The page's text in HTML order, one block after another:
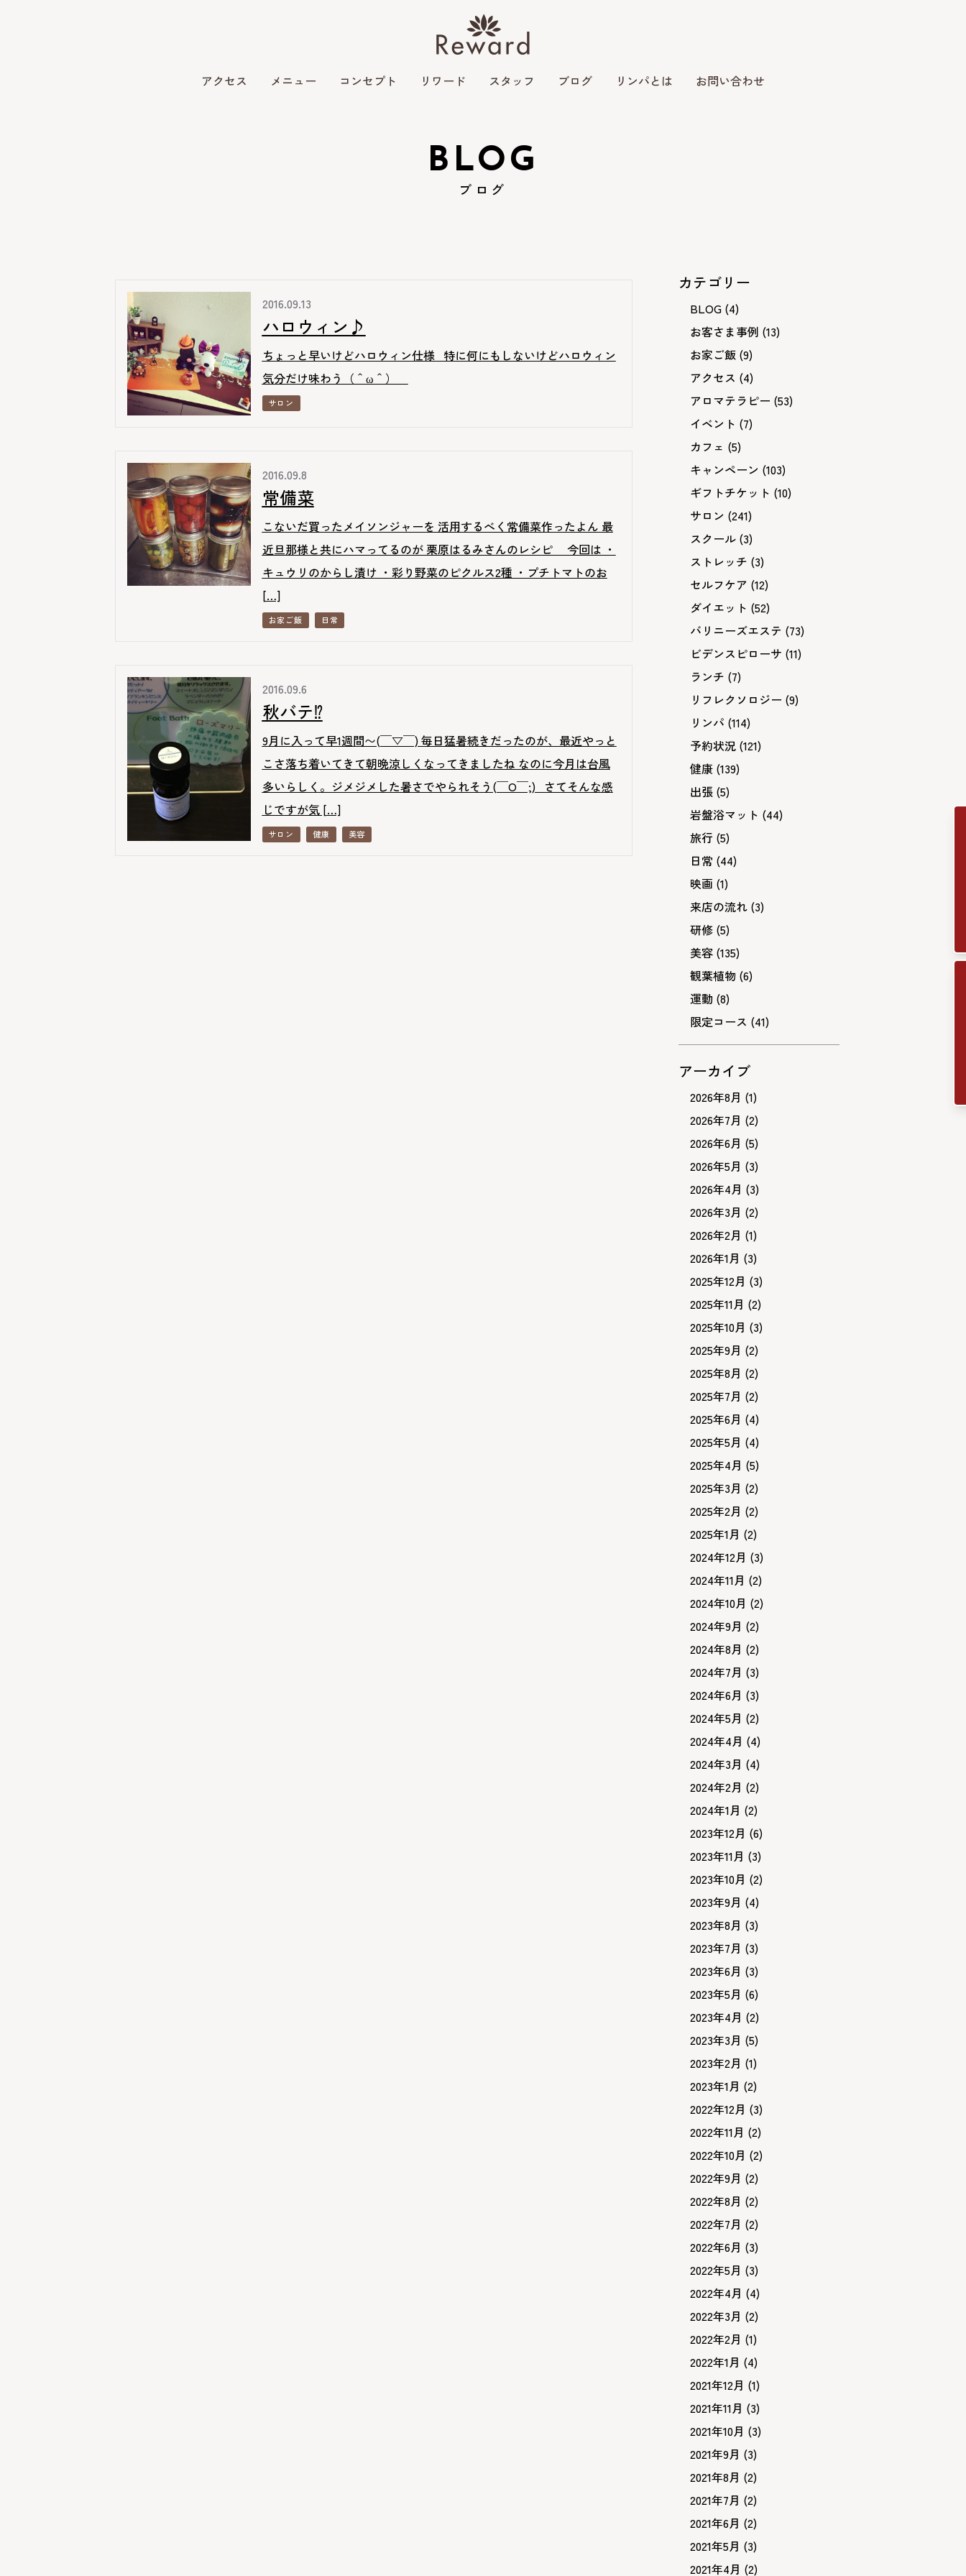
アクセス メニュー コンセプト リワード スタッフ ブログ リンパとは お問い合わせ
BLOG
ブログ
2016.09.13
ハロウィン♪
ちょっと早いけどハロウィン仕様 特に何にもしないけどハロウィン
気分だけ味わう（＾ω＾）
サロン
2016.09.8
常備菜
こないだ買ったメイソンジャーを 活用するべく常備菜作ったよん 最
近旦那様と共にハマってるのが 栗原はるみさんのレシピ 今回は ・
キュウリのからし漬け ・彩り野菜のピクルス2種 ・プチトマトのお
[…]
お家ご飯 日常
2016.09.6
秋バテ⁉︎
9月に入って早1週間〜(￣▽￣) 毎日猛暑続きだったのが、最近やっと
こさ落ち着いてきて朝晩涼しくなってきましたね なのに今月は台風
多いらしく。ジメジメした暑さでやられそう(￣O￣;) さてそんな感
じですが気 […]
サロン 健康 美容
カテゴリー
BLOG (4)
お客さま事例 (13)
お家ご飯 (9)
アクセス (4)
アロマテラピー (53)
イベント (7)
カフェ (5)
キャンペーン (103)
ギフトチケット (10)
サロン (241)
スクール (3)
ストレッチ (3)
セルフケア (12)
ダイエット (52)
バリニーズエステ (73)
ビデンスピローサ (11)
ランチ (7)
リフレクソロジー (9)
リンパ (114)
予約状況 (121)
健康 (139)
出張 (5)
岩盤浴マット (44)
旅行 (5)
日常 (44)
映画 (1)
来店の流れ (3)
研修 (5)
美容 (135)
観葉植物 (6)
運動 (8)
限定コース (41)
アーカイブ
2026年8月 (1)
2026年7月 (2)
2026年6月 (5)
2026年5月 (3)
2026年4月 (3)
2026年3月 (2)
2026年2月 (1)
2026年1月 (3)
2025年12月 (3)
2025年11月 (2)
2025年10月 (3)
2025年9月 (2)
2025年8月 (2)
2025年7月 (2)
2025年6月 (4)
2025年5月 (4)
2025年4月 (5)
2025年3月 (2)
2025年2月 (2)
2025年1月 (2)
2024年12月 (3)
2024年11月 (2)
2024年10月 (2)
2024年9月 (2)
2024年8月 (2)
2024年7月 (3)
2024年6月 (3)
2024年5月 (2)
2024年4月 (4)
2024年3月 (4)
2024年2月 (2)
2024年1月 (2)
2023年12月 (6)
2023年11月 (3)
2023年10月 (2)
2023年9月 (4)
2023年8月 (3)
2023年7月 (3)
2023年6月 (3)
2023年5月 (6)
2023年4月 (2)
2023年3月 (5)
2023年2月 (1)
2023年1月 (2)
2022年12月 (3)
2022年11月 (2)
2022年10月 (2)
2022年9月 (2)
2022年8月 (2)
2022年7月 (2)
2022年6月 (3)
2022年5月 (3)
2022年4月 (4)
2022年3月 (2)
2022年2月 (1)
2022年1月 (4)
2021年12月 (1)
2021年11月 (3)
2021年10月 (3)
2021年9月 (3)
2021年8月 (2)
2021年7月 (2)
2021年6月 (2)
2021年5月 (3)
2021年4月 (2)